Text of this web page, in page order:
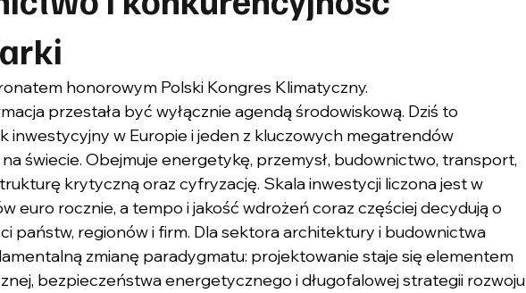
honorowym Polski Kongres Klimatyczny.
przestała być wyłącznie agendą środowiskową. Dziś to
inwestycyjny w Europie i jeden z kluczowych megatrendów
świecie. Obejmuje energetykę, przemysł, budownictwo, transport,
krytyczną oraz cyfryzację. Skala inwestycji liczona jest w
euro rocznie, a tempo i jakość wdrożeń coraz częściej decydują o
państw, regionów i firm. Dla sektora architektury i budownictwa
zmianę paradygmatu: projektowanie staje się elementem
bezpieczeństwa energetycznego i długofalowej strategii rozwoju